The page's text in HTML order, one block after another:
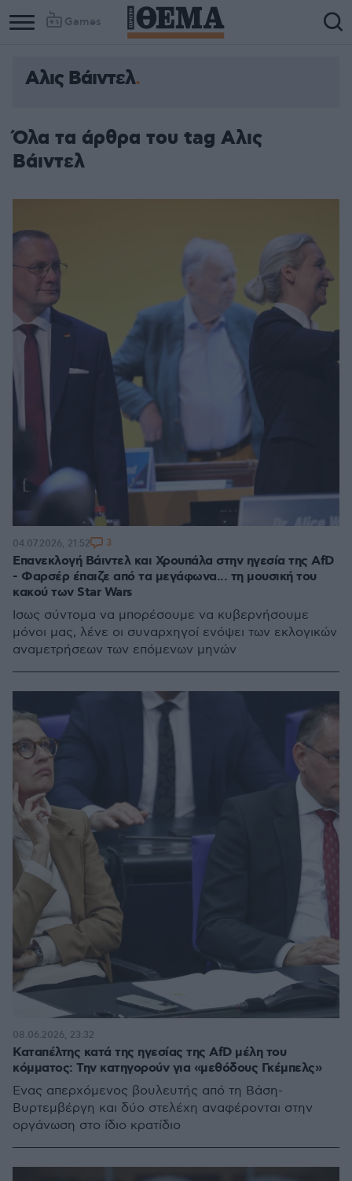
Games
Αλις Βάιντελ
Όλα τα άρθρα του tag Αλις
Βάιντελ
Επανεκλογή Βάιντελ και Χρουπάλα στην ηγεσία της AfD
- Φαρσέρ έπαιζε από τα μεγάφωνα... τη μουσική του
κακού των Star Wars
Ίσως σύντομα να μπορέσουμε να κυβερνήσουμε
μόνοι μας, λένε οι συναρχηγοί ενόψει των εκλογικών
αναμετρήσεων των επόμενων μηνών
04.07.2026, 21:52 3
Καταπέλτης κατά της ηγεσίας της AfD μέλη του
κόμματος: Την κατηγορούν για «μεθόδους Γκέμπελς»
Ένας απερχόμενος βουλευτής από τη Βάση-
Βυρτεμβέργη και δύο στελέχη αναφέρονται στην
οργάνωση στο ίδιο κρατίδιο
08.06.2026, 23:32